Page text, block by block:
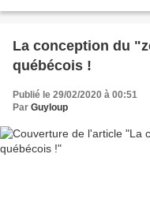
La conception du
québécois !
Publié le 29/02/2020 à 00:51
Par Guyloup